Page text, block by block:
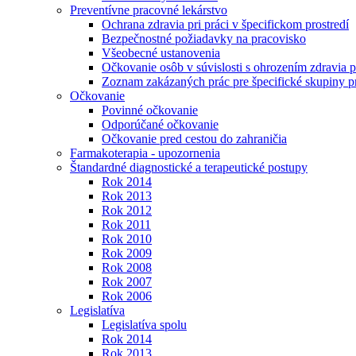
Preventívne pracovné lekárstvo
Ochrana zdravia pri práci v špecifickom prostredí
Bezpečnostné požiadavky na pracovisko
Všeobecné ustanovenia
Očkovanie osôb v súvislosti s ohrozením zdravia
Zoznam zakázaných prác pre špecifické skupiny
Očkovanie
Povinné očkovanie
Odporúčané očkovanie
Očkovanie pred cestou do zahraničia
Farmakoterapia - upozornenia
Štandardné diagnostické a terapeutické postupy
Rok 2014
Rok 2013
Rok 2012
Rok 2011
Rok 2010
Rok 2009
Rok 2008
Rok 2007
Rok 2006
Legislatíva
Legislatíva spolu
Rok 2014
Rok 2013